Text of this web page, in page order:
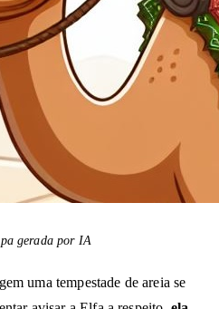
gerada por IA
uma tempestade de areia se